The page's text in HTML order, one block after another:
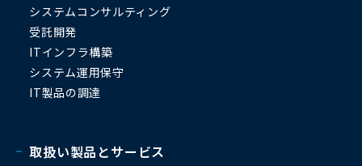
システムコンサルティング
受託開発
ITインフラ構築
システム運用保守
IT製品の調達
取扱い製品とサービス